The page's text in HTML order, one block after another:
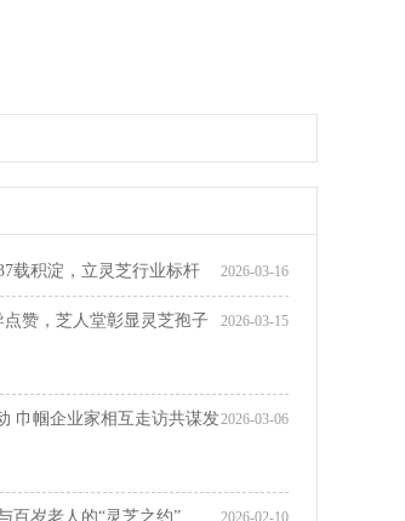
芝人堂召开，田总荣获“乡村之星”荣誉
2026-03-16
载积淀，立灵芝行业标杆
2026-03-15
赞，芝人堂彰显灵芝孢子
2026-03-06
巾帼企业家相互走访共谋发
2026-02-10
百岁老人的“灵芝之约”